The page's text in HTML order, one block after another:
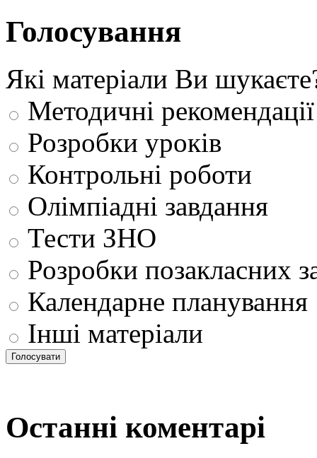
Голосування
Які матеріали Ви
Методичні рекомендації
Розробки уроків
Контрольні роботи
Олімпіадні завдання
Тести ЗНО
Розробки позакласних
Календарне планування
Інші матеріали
Останні коментарі